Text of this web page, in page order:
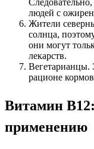
людей с
Жители
солнца,
они могут
лекарств.
Вегетарианцы.
рационе
Витамин
применению